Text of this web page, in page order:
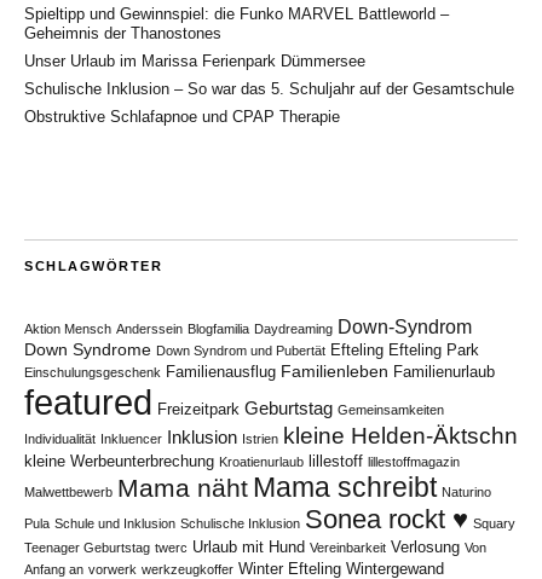
Spieltipp und Gewinnspiel: die Funko MARVEL Battleworld –
Geheimnis der Thanostones
Unser Urlaub im Marissa Ferienpark Dümmersee
Schulische Inklusion – So war das 5. Schuljahr auf der Gesamtschule
Obstruktive Schlafapnoe und CPAP Therapie
SCHLAGWÖRTER
Aktion Mensch Anderssein Blogfamilia Daydreaming Down-Syndrom
Down Syndrome Down Syndrom und Pubertät Efteling Efteling Park
Einschulungsgeschenk Familienausflug Familienleben Familienurlaub
featured Freizeitpark Geburtstag Gemeinsamkeiten
Individualität Inkluencer Inklusion Istrien kleine Helden-Äktschn
kleine Werbeunterbrechung Kroatienurlaub lillestoff lillestoffmagazin
Malwettbewerb Mama näht Mama schreibt Naturino
Pula Schule und Inklusion Schulische Inklusion Sonea rockt ♥ Squary
Teenager Geburtstag twerc Urlaub mit Hund Vereinbarkeit Verlosung Von
Anfang an vorwerk werkzeugkoffer Winter Efteling Wintergewand